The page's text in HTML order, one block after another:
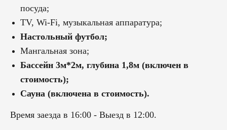
посуда;
ТV, Wi-Fi, музыкальная аппаратура;
Настольный футбол;
Мангальная зона;
Бассейн 3м*2м, глубина 1,8м (включен в
стоимость);
Сауна (включена в стоимость).
Время заезда в 16:00 - Выезд в 12:00.